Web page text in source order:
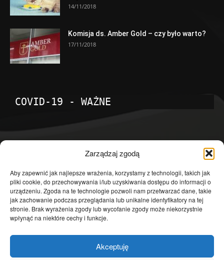
Zarządzaj zgodą
Aby zapewnić jak najlepsze wrażenia, korzystamy z technologii, takich jak
pliki cookie, do przechowywania i/lub uzyskiwania dostępu do informacji o
urządzeniu. Zgoda na te technologie pozwoli nam przetwarzać dane, takie
jak zachowanie podczas przeglądania lub unikalne identyfikatory na tej
stronie. Brak wyrażenia zgody lub wycofanie zgody może niekorzystnie
wpłynąć na niektóre cechy i funkcje.
Akceptuję
14/11/2018
Komisja ds. Amber Gold – czy było warto?
17/11/2018
COVID-19 - WAŻNE
Temat dnia
4601
Publicystyka
4363
Polityka
3639
Polska
Społeczeństwo
2823